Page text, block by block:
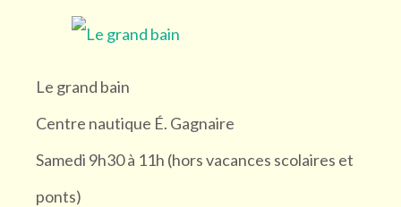
Expression corporelle, danse (2)
Le grand bain
Centre nautique É. Gagnaire
Samedi 9h30 à 11h (hors vacances scolaires et
ponts)